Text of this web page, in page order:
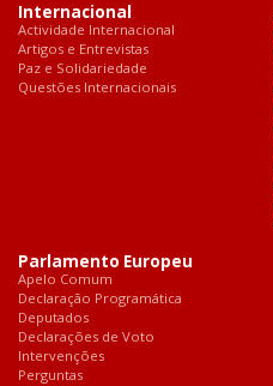
Internacional
Actividade Internacional
Artigos e Entrevistas
Paz e Solidariedade
Questões Internacionais
Parlamento Europeu
Apelo Comum
Declaração Programática
Deputados
Declarações de Voto
Intervenções
Perguntas